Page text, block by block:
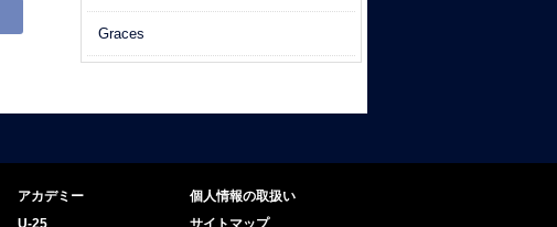
Graces
アカデミー
個人情報の取扱い